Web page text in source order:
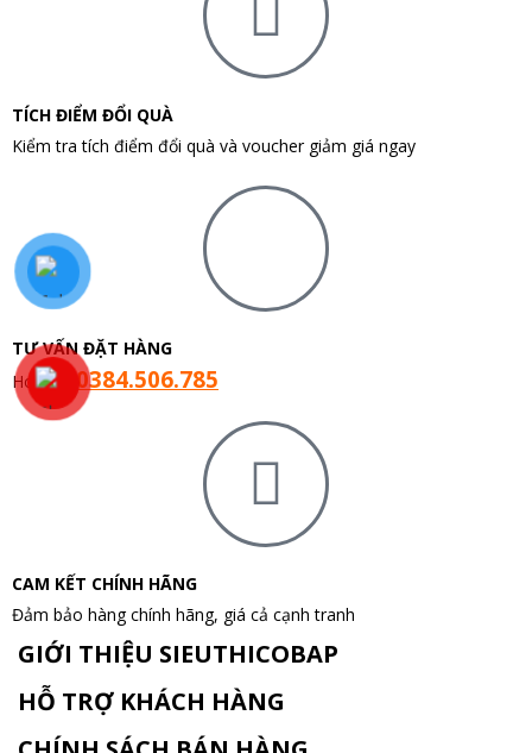
TÍCH ĐIỂM ĐỔI QUÀ
Kiểm tra tích điểm đổi quà và voucher giảm giá ngay
TƯ VẤN ĐẶT HÀNG
Hotline:
0384.506.785
CAM KẾT CHÍNH HÃNG
Đảm bảo hàng chính hãng, giá cả cạnh tranh
GIỚI THIỆU SIEUTHICOBAP
HỖ TRỢ KHÁCH HÀNG